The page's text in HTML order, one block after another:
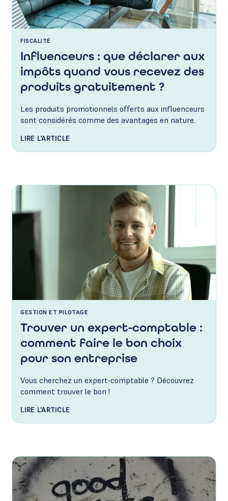
FISCALITÉ
Influenceurs : que déclarer aux
impôts quand vous recevez des
produits gratuitement ?
Les produits promotionnels offerts aux influenceurs
sont considérés comme des avantages en nature.
LIRE L'ARTICLE
GESTION ET PILOTAGE
Trouver un expert-comptable :
comment faire le bon choix
pour son entreprise
Vous cherchez un expert-comptable ? Découvrez
comment trouver le bon !
LIRE L'ARTICLE